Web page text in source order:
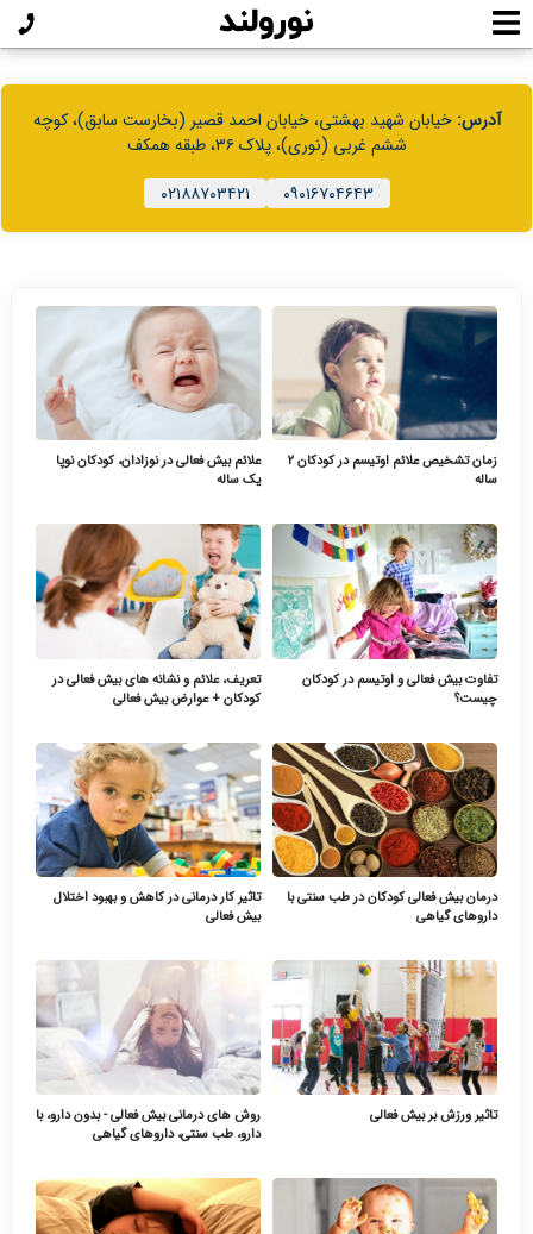
آدرس:خیابان شهید بهشتی، خیابان احمد قصیر (بخارست سابق)، کوچه
ششم غربی (نوری)، پلاک ۳۶، طبقه همکف
۰۹۰۱۶۷۰۴۶۴۳
۰۲۱۸۸۷۰۳۴۲۱
زمان تشخیص علائم اوتیسم در کودکان ۲
ساله
علائم بیش فعالی در نوزادان، کودکان نوپا
یک ساله
تفاوت بیش فعالی و اوتیسم در کودکان
چیست؟
تعریف، علائم و نشانه های بیش فعالی در
کودکان + عوارض بیش فعالی
درمان بیش فعالی کودکان در طب سنتی با
داروهای گیاهی
تاثیر کار درمانی در کاهش و بهبود اختلال
بیش فعالی
تاثیر ورزش بر بیش فعالی
روش های درمانی بیش فعالی - بدون دارو، با
دارو، طب سنتی، داروهای گیاهی